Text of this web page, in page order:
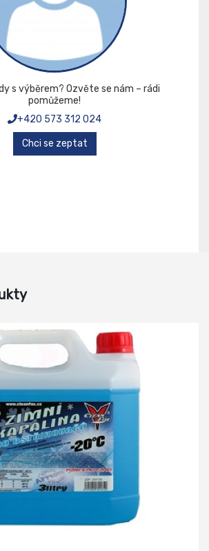
s výběrem? Ozvěte se nám – rádi
pomůžeme!
+420 573 312 024
Chci se zeptat